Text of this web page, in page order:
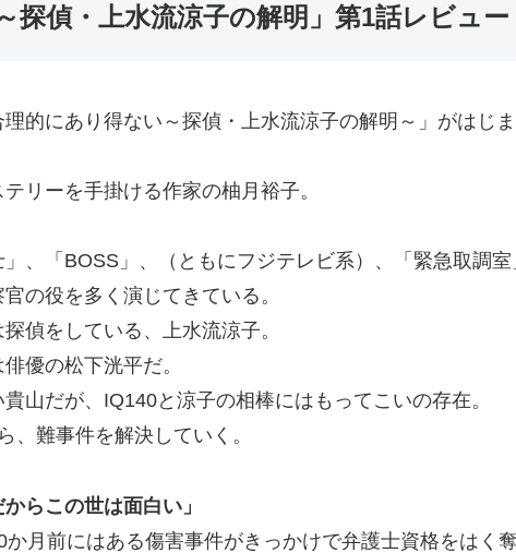
探偵・上水流涼子の解明」第1話レビュー
的にあり得ない～探偵・上水流涼子の解明～」がはじ
リーを手掛ける作家の柚月裕子。
、「BOSS」、（ともにフジテレビ系）、「緊急取調室
の役を多く演じてきている。
偵をしている、上水流涼子。
優の松下洸平だ。
山だが、IQ140と涼子の相棒にはもってこいの存在。
、難事件を解決していく。
らこの世は面白い」
月前にはある傷害事件がきっかけで弁護士資格をはく